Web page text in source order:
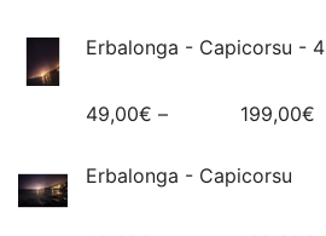
Erbalonga - Capicorsu - 4
49,00€ – 199,00€
Erbalonga - Capicorsu